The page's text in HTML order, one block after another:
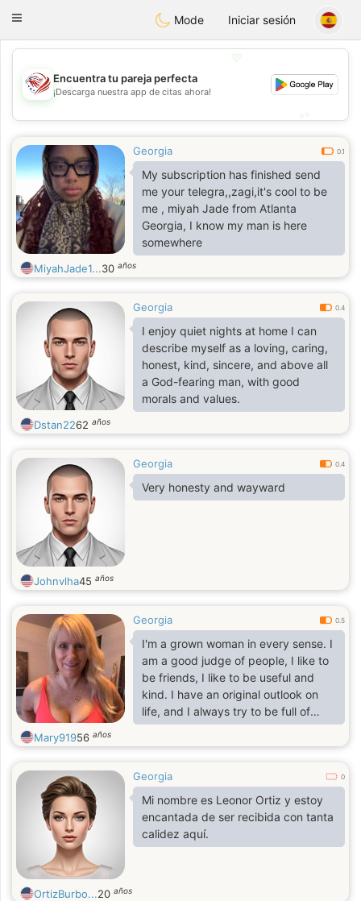
StatesDating
Toggle
Mode Iniciar sesión
💖
💕
Encuentra tu pareja perfecta
¡Descarga nuestra app de citas ahora!
Georgia 0.1
My subscription has finished send
me your telegra,,zagi,it's cool to be
me , miyah Jade from Atlanta
Georgia, I know my man is here
somewhere
MiyahJade1...30 años
Georgia 0.4
I enjoy quiet nights at home I can
describe myself as a loving, caring,
honest, kind, sincere, and above all
a God-fearing man, with good
morals and values.
Dstan2262 años
Georgia 0.4
Very honesty and wayward
Johnvlha45 años
Georgia 0.5
I'm a grown woman in every sense. I
am a good judge of people, I like to
be friends, I like to be useful and
kind. I have an original outlook on
life, and I always try to be full of
energy. I value humor and joie de
vivre in people most of all, I
Mary91956 años
Georgia 0
Mi nombre es Leonor Ortiz y estoy
encantada de ser recibida con tanta
calidez aquí.
OrtizBurbo...20 años